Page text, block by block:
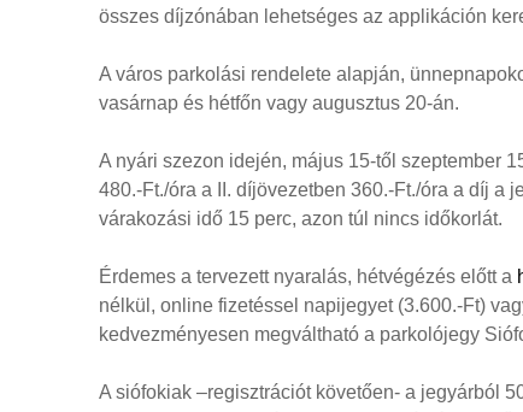
összes díjzónában lehetséges az applikáción
A város parkolási rendelete alapján,
vasárnap és hétfőn vagy augusztus 20-án.
A nyári szezon idején, május 15-től szeptember
480.-Ft./óra a II. díjövezetben 360.-Ft./óra a díj a
várakozási idő 15 perc, azon túl nincs időkorlát.
Érdemes a tervezett nyaralás, hétvégézés előtt a
nélkül, online fizetéssel napijegyet (3.600.-Ft)
kedvezményesen megváltható a parkolójegy
A siófokiak –regisztrációt követően- a jegyárból